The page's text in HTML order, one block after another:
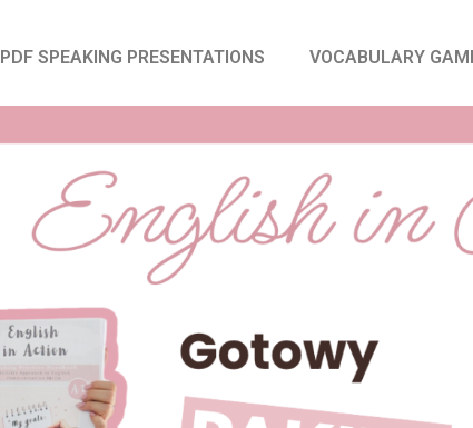
PDF SPEAKING PRESENTATIONS VOCABULARY